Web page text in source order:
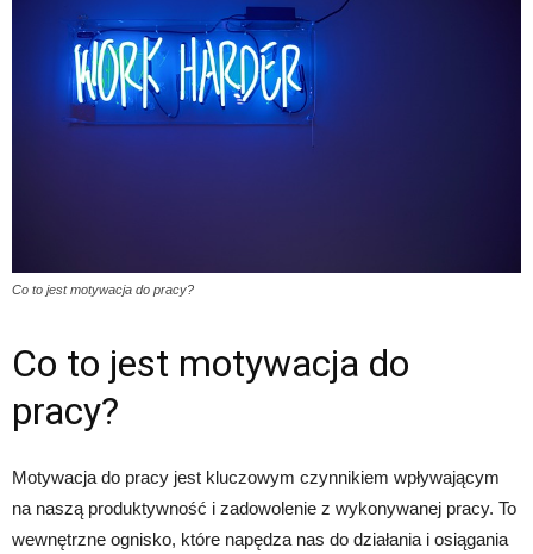
Co to jest motywacja do pracy?
Co to jest motywacja do
pracy?
Motywacja do pracy jest kluczowym czynnikiem wpływającym
na naszą produktywność i zadowolenie z wykonywanej pracy. To
wewnętrzne ognisko, które napędza nas do działania i osiągania